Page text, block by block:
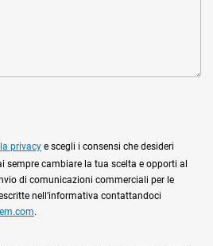
privacy e scegli i consensi che desideri
sempre cambiare la tua scelta e opporti al
di comunicazioni commerciali per le
nell’informativa contattandoci
.